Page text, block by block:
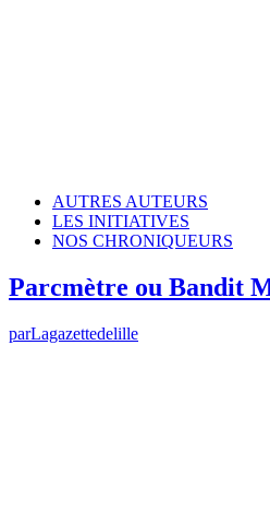
AUTRES AUTEURS
LES INITIATIVES
NOS CHRONIQUEURS
Parcmètre ou Bandit
parLagazettedelille